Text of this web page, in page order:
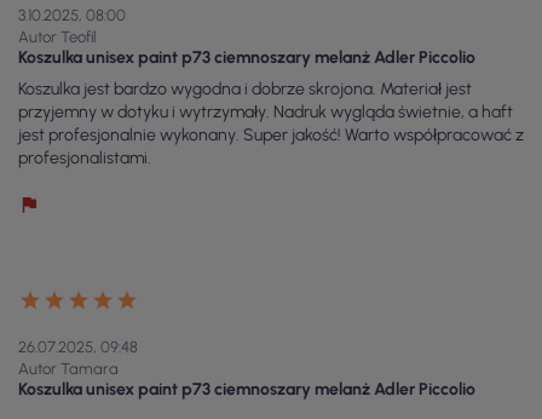
3.10.2025, 08:00
Autor Teofil
Koszulka unisex paint p73 ciemnoszary melanż Adler Piccolio
Koszulka jest bardzo wygodna i dobrze skrojona. Materiał jest
przyjemny w dotyku i wytrzymały. Nadruk wygląda świetnie, a haft
jest profesjonalnie wykonany. Super jakość! Warto współpracować z
profesjonalistami.
26.07.2025, 09:48
Autor Tamara
Koszulka unisex paint p73 ciemnoszary melanż Adler Piccolio